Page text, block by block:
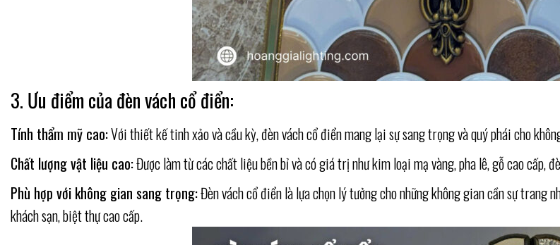
3. Ưu điểm của đèn vách cổ điển:
Tính thẩm mỹ cao:Với thiết kế tinh xảo và cầu kỳ, đèn vách cổ điển mang lại sự sang trọng và quý phái cho
Chất lượng vật liệu cao:Được làm từ các chất liệu bền bỉ và có giá trị như kim loại mạ vàng, pha lê, gỗ cao cấp,
Phù hợp với không gian sang trọng:Đèn vách cổ điển là lựa chọn lý tưởng cho những không gian cần sự trang
khách sạn, biệt thự cao cấp.